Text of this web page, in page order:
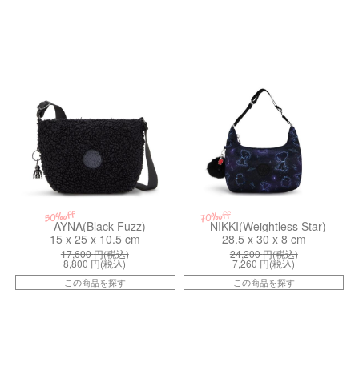
50%off
AYNA(Black Fuzz)
15 x 25 x 10.5 cm
17,600円(税込)
8,800 円(税込)
この商品を探す
70%off
NIKKI(Weightless Star)
28.5 x 30 x 8 cm
24,200円(税込)
7,260 円(税込)
この商品を探す